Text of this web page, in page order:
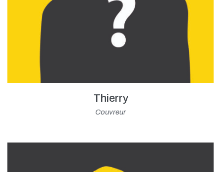
Thierry
Couvreur